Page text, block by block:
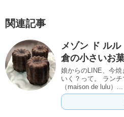
関連記事
メゾン ド ル
倉の小さいお
娘からのLINE、今
いく？って。 ラン
（maison de lulu）...